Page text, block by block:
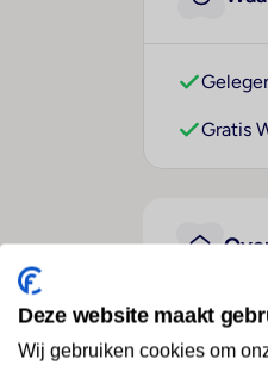
Gratis
Bird
Deze website maakt
Wij gebruiken cookies om